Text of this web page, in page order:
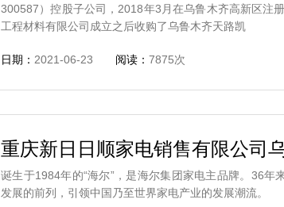
300587）控股子公司，2018年3月在乌鲁木齐高新区注
工程材料有限公司成立之后收购了乌鲁木齐天路凯
日期： 2021-06-23 阅读： 7875次
重庆新日日顺家电销售有限公司
诞生于1984年的“海尔”，是海尔集团家电主品牌。36年
发展的前列，引领中国乃至世界家电产业的发展潮流。